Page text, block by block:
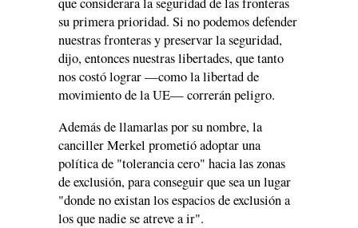
su primera prioridad. Si no podemos defender
nuestras fronteras y preservar la seguridad,
dijo, entonces nuestras libertades, que tanto
nos costó lograr —como la libertad de
movimiento de la UE— correrán peligro.
Además de llamarlas por su nombre, la
canciller Merkel prometió adoptar una
política de "tolerancia cero" hacia las zonas
de exclusión, para conseguir que sea un lugar
"donde no existan los espacios de exclusión a
los que nadie se atreve a ir".